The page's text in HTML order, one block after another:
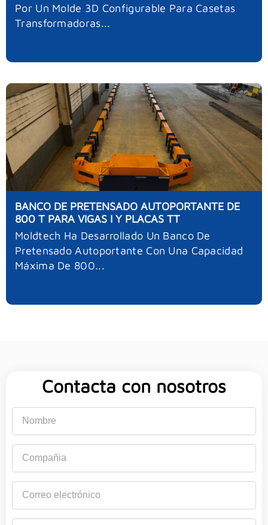
Por Un Molde 3D Configurable Para Casetas
Transformadoras...
BANCO DE PRETENSADO AUTOPORTANTE DE
800 T PARA VIGAS I Y PLACAS TT
Moldtech Ha Desarrollado Un Banco De
Pretensado Autoportante Con Una Capacidad
Máxima De 800...
Contacta con nosotros
electrónico